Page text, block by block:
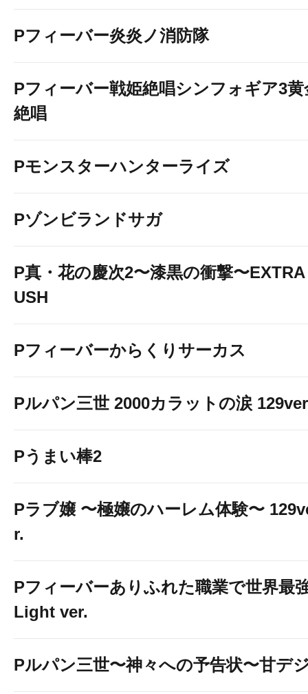
Pフィーバー炎炎ノ消防隊
Pフィーバー戦姫絶唱シンフォギア3黄
絶唱
Pモンスターハンターライズ
Pゾンビランドサガ
P真・花の慶次2〜漆黒の衝撃〜EXTRA
USH
Pフィーバーからくりサーカス
Pルパン三世 2000カラットの涙
Pうまい棒2
Pラブ嬢 〜極嬢のハーレム体験〜
r.
Pフィーバーありふれた職業で世界最
Light ver.
Pルパン三世〜神々への予告状〜甘デ